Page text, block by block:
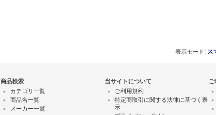
表示モード: ス
商品検索
カテゴリ一覧
商品名一覧
メーカー一覧
当サイトについて
ご利用規約
特定商取引に関する法律に基づく表
示
ご